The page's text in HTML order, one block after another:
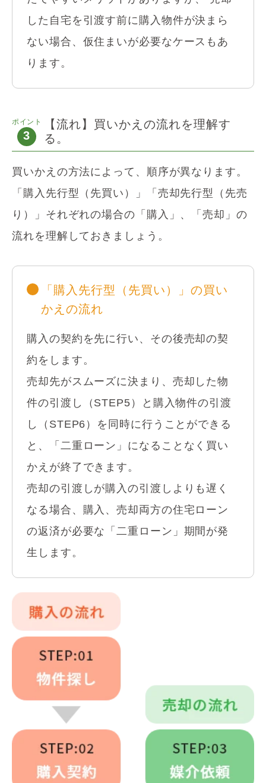
した自宅を引渡す前に購入物件が決まら
ない場合、仮住まいが必要なケースもあ
ります。
ポイント
3
【流れ】買いかえの流れを理解す
る。
買いかえの方法によって、順序が異なります。
「購入先行型（先買い）」「売却先行型（先売
り）」それぞれの場合の「購入」、「売却」の
流れを理解しておきましょう。
「購入先行型（先買い）」の買い
かえの流れ
購入の契約を先に行い、その後売却の契
約をします。
売却先がスムーズに決まり、売却した物
件の引渡し（STEP5）と購入物件の引渡
し（STEP6）を同時に行うことができる
と、「二重ローン」になることなく買い
かえが終了できます。
売却の引渡しが購入の引渡しよりも遅く
なる場合、購入、売却両方の住宅ローン
の返済が必要な「二重ローン」期間が発
生します。